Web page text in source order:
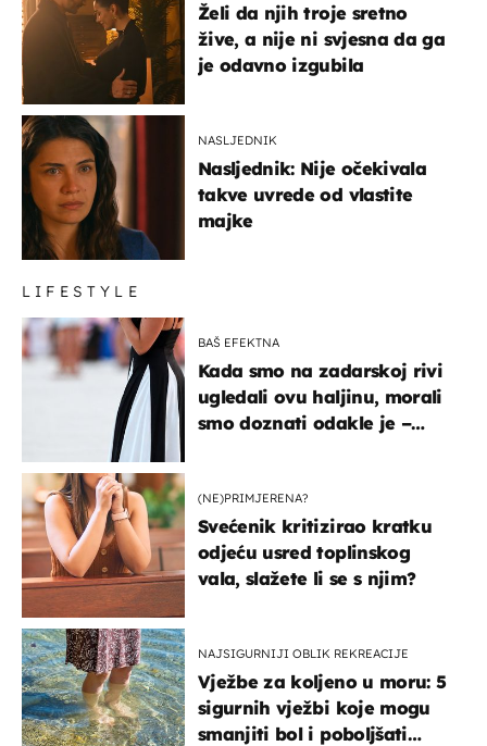
Želi da njih troje sretno
žive, a nije ni svjesna da ga
je odavno izgubila
NASLJEDNIK
Nasljednik: Nije očekivala
takve uvrede od vlastite
majke
LIFESTYLE
BAŠ EFEKTNA
Kada smo na zadarskoj rivi
ugledali ovu haljinu, morali
smo doznati odakle je –
(NE)PRIMJERENA?
Svećenik kritizirao kratku
odjeću usred toplinskog
vala, slažete li se s njim?
NAJSIGURNIJI OBLIK REKREACIJE
Vježbe za koljeno u moru: 5
sigurnih vježbi koje mogu
smanjiti bol i poboljšati